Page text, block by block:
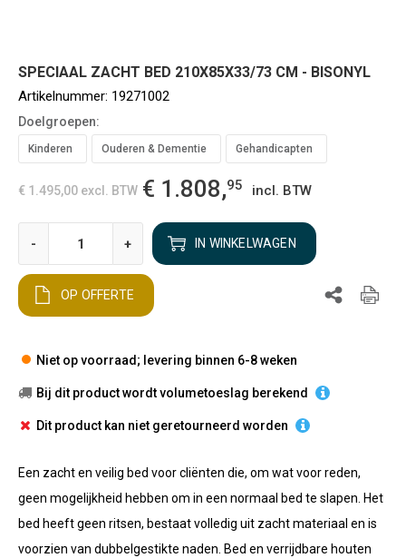
SPECIAAL ZACHT BED 210X85X33/73 CM - BISONYL
Artikelnummer: 19271002
Doelgroepen:
Kinderen Ouderen & Dementie Gehandicapten
€ 1.495,00 excl. BTW € 1.808,95 incl. BTW
- + IN WINKELWAGEN
OP OFFERTE
Niet op voorraad; levering binnen 6-8 weken
Bij dit product wordt volumetoeslag berekend
Dit product kan niet geretourneerd worden
Een zacht en veilig bed voor cliënten die, om wat voor reden,
geen mogelijkheid hebben om in een normaal bed te slapen. Het
bed heeft geen ritsen, bestaat volledig uit zacht materiaal en is
voorzien van dubbelgestikte naden. Bed en verrijdbare houten